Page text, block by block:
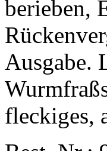
berieben,
Ausgabe.
fleckiges,